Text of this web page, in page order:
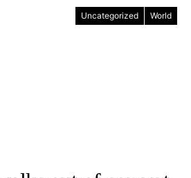
Uncategorized World